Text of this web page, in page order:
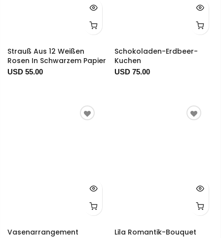
Strauß Aus 12 Weißen
Rosen In Schwarzem Papier
USD 55.00
Schokoladen-Erdbeer-
Kuchen
USD 75.00
Vasenarrangement
Lila Romantik-Bouquet